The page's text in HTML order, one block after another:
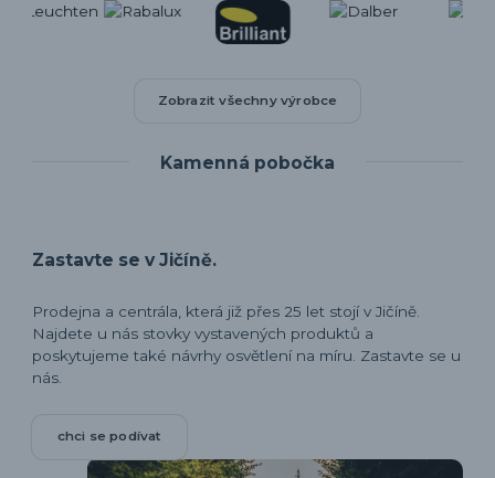
Zobrazit všechny výrobce
Kamenná pobočka
Zastavte se v Jičíně.
Prodejna a centrála, která již přes 25 let stojí v Jičíně.
Najdete u nás stovky vystavených produktů a
poskytujeme také návrhy osvětlení na míru. Zastavte se u
nás.
chci se podívat